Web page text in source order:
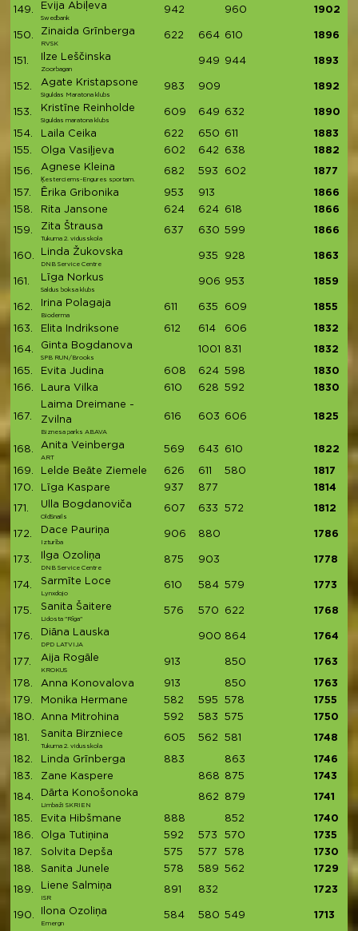
149. Evija Abiļeva
Swedbank
942 960 1902
150. Zinaida Grīnberga
RVSK
622 664 610 1896
151. Ilze Leščinska
Zoorbagan
949 944 1893
152. Agate Kristapsone
Siguldas Maratona klubs
983 909 1892
153. Kristīne Reinholde
Siguldas maratona klubs
609 649 632 1890
154. Laila Ceika 622 650 611
1883
155.
Olga Vasiļjeva 602 642 638 1882
156. Agnese Kleina
Ķesterciems-Engures sportam.
682 593 602 1877
157. Ērika Gribonika 953 913
1866
158.
Rita Jansone 624 624 618 1866
159. Zita Štrausa
Tukuma 2. vidusskola
637 630 599 1866
160. Linda Žukovska
DNB Service Centre
935 928 1863
161. Līga Norkus
Saldus boksa klubs
906 953 1859
162. Irina Polagaja
Bioderma
611 635 609 1855
163. Elita Indriksone 612 614 606 1832
164. Ginta Bogdanova
SPB RUN/Brooks
1001 831 1832
165. Evita Judina 608 624 598
1830
166.
Laura Vilka 610 628 592 1830
167.
Laima Dreimane -
Zvilna
Biznesa parks ABAVA
616 603 606 1825
168. Anita Veinberga
ART
569 643 610 1822
169. Lelde Beāte Ziemele 626 611 580
1817
170.
Līga Kaspare 937 877 1814
171. Ulla Bogdanoviča
OldSnails
607 633 572 1812
172. Dace Pauriņa
Izturība
906 880 1786
173. Ilga Ozoliņa
DNB Service Centre
875 903 1778
174. Sarmīte Loce
Lynxdojo
610 584 579 1773
175. Sanita Šaitere
Lidosta "Rīga"
576 570 622 1768
176. Diāna Lauska
DPD LATVIJA
900 864 1764
177. Aija Rogāle
KROKUS
913 850 1763
178. Anna Konovalova 913 850
1763
179.
Monika Hermane 582 595 578
1755
180.
Anna Mitrohina 592 583 575 1750
181. Sanita Birzniece
Tukuma 2. vidusskola
605 562 581 1748
182. Linda Grīnberga 883 863
1746
183.
Zane Kaspere 868 875 1743
184. Dārta Konošonoka
Limbaži SKRIEN
862 879 1741
185. Evita Hibšmane 888 852
1740
186.
Olga Tutiņina 592 573 570
1735
187.
Solvita Depša 575 577 578
1730
188.
Sanita Junele 578 589 562 1729
189. Liene Salmiņa
ISR
891 832 1723
190. Ilona Ozoliņa
Emergn
584 580 549 1713